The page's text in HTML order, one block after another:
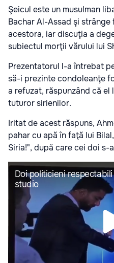
Şeicul este un musulman
Bachar Al-Assad şi
acestora, iar discuţia a
subiectul morţii vărului lui
Prezentatorul l-a întrebat
să-i prezinte condoleanţe
a refuzat, răspunzând că
tuturor sirienilor.
Iritat de acest răspuns,
pahar cu apă în faţă lui
Siria!", după care cei doi s-